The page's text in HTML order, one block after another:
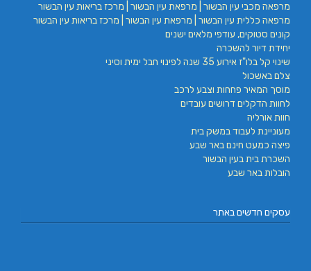
מרפאה מכבי עין הבשור | מרפאת עין הבשור | מרכז בריאות עין הבשור
מרפאה כללית עין הבשור | מרפאת עין הבשור | מרכז בריאות עין הבשור
קונים סטוקים, עודפי מלאים ישנים
יחידת דיור להשכרה
שינוי קל בלו"ז אירוע 35 שנה לפינוי חבל ימית וסיני
צלם באשכול
מוסך המאיר פחחות וצבע לרכב
לחוות הדקלים דרושים עובדים
חוות אורליה
מעוניינת לעבוד במשק בית
פיצה כמעט חינם באר שבע
השכרת בית בעין הבשור
הובלות באר שבע
עסקים חדשים באתר